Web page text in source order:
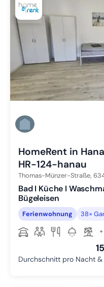
HomeRent in
HR-124-hanau
Thomas-Münzer-Straße,
Bad I Küche I
Bügeleisen
Ferienwohnung 38×
Durchschnitt pro Nacht &